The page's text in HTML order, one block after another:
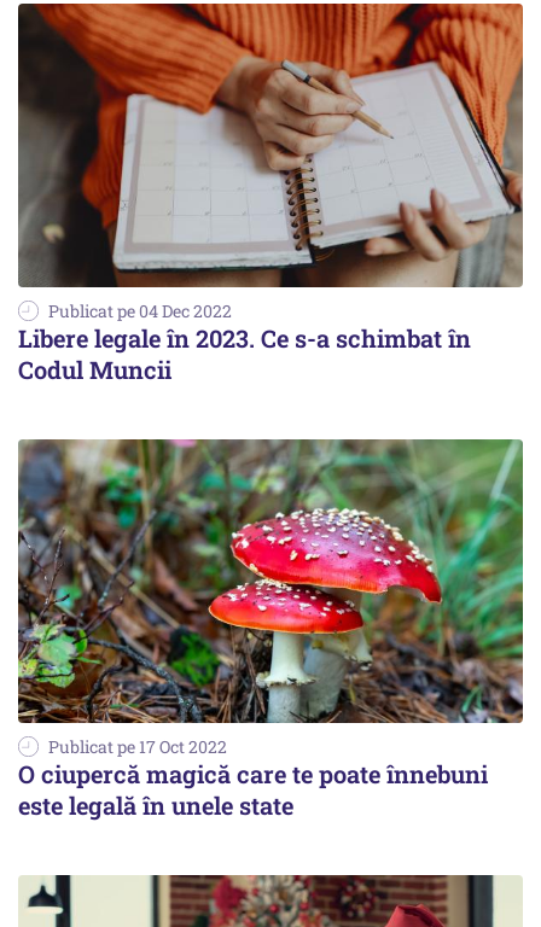
Publicat pe 04 Dec 2022
Libere legale în 2023. Ce s-a schimbat în
Codul Muncii
Publicat pe 17 Oct 2022
O ciupercă magică care te poate înnebuni
este legală în unele state